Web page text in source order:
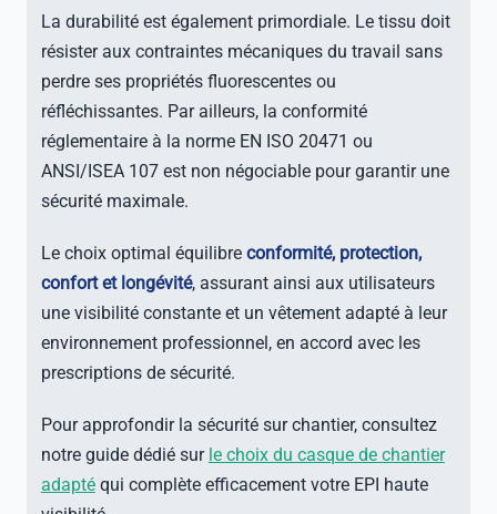
La durabilité est également primordiale. Le tissu doit
résister aux contraintes mécaniques du travail sans
perdre ses propriétés fluorescentes ou
réfléchissantes. Par ailleurs, la conformité
réglementaire à la norme EN ISO 20471 ou
ANSI/ISEA 107 est non négociable pour garantir une
sécurité maximale.
Le choix optimal équilibre conformité, protection,
confort et longévité, assurant ainsi aux utilisateurs
une visibilité constante et un vêtement adapté à leur
environnement professionnel, en accord avec les
prescriptions de sécurité.
Pour approfondir la sécurité sur chantier, consultez
notre guide dédié sur le choix du casque de chantier
adaptéqui complète efficacement votre EPI haute